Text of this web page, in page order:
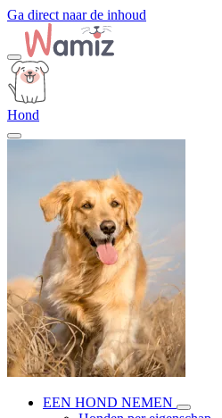
Ga direct naar de inhoud
Hond
EEN HOND NEMEN